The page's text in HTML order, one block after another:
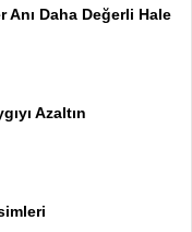
Anı Daha Değerli Hale
Azaltın